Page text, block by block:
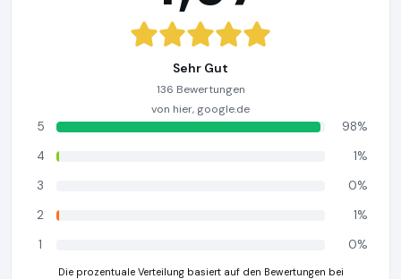
Sehr Gut
136 Bewertungen
von hier, google.de
5
98%
4
1%
3
0%
2
1%
1
0%
Die prozentuale Verteilung basiert auf den Bewertungen bei